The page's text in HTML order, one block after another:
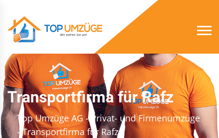
Transportfirma für Rafz
Top Umzüge AG - Privat- und Firmenumzüge
- Transportfirma für Rafz